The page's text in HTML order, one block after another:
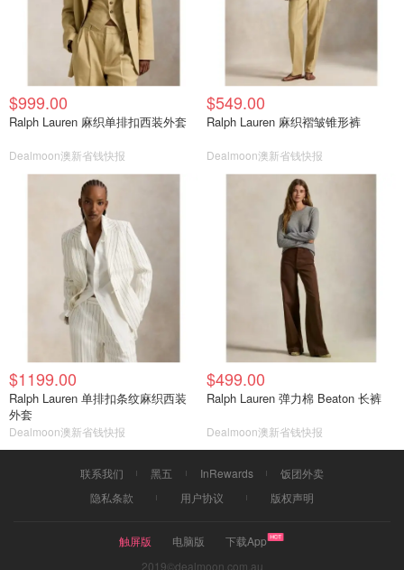
$999.00
Ralph Lauren 麻织单排扣西装外套
Dealmoon澳新省钱快报
$549.00
Ralph Lauren 麻织褶皱锥形裤
Dealmoon澳新省钱快报
$1199.00
Ralph Lauren 单排扣条纹麻织西装
外套
Dealmoon澳新省钱快报
$499.00
Ralph Lauren 弹力棉 Beaton 长裤
Dealmoon澳新省钱快报
联系我们 黑五 InRewards
饭团外卖
隐私条款
用户协议 版权声明
触屏版 电脑版
下载App
2019©dealmoon.com.au